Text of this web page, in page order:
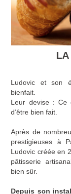
LA
Ludovic et son
bienfait.
Leur devise : Ce
d’être bien fait.
Après de
prestigieuses à
Ludovic créée en
pâtisserie
bien sûr.
Depuis son